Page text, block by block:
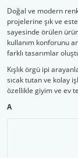
Doğal ve modern
projelerine şık ve
sayesinde örülen
kullanım konforunu
farklı tasarımlar
Kışlık örgü ipi
sıcak tutan ve kolay
özellikle giyim ve ev
A